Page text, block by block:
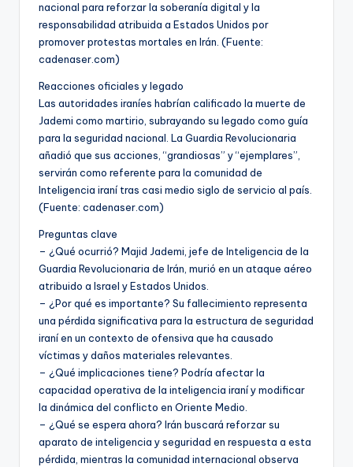
nacional para reforzar la soberanía digital y la
responsabilidad atribuida a Estados Unidos por
promover protestas mortales en Irán. (Fuente:
cadenaser.com)
Reacciones oficiales y legado
Las autoridades iraníes habrían calificado la muerte de
Jademi como martirio, subrayando su legado como guía
para la seguridad nacional. La Guardia Revolucionaria
añadió que sus acciones, “grandiosas” y “ejemplares”,
servirán como referente para la comunidad de
Inteligencia iraní tras casi medio siglo de servicio al país.
(Fuente: cadenaser.com)
Preguntas clave
– ¿Qué ocurrió? Majid Jademi, jefe de Inteligencia de la
Guardia Revolucionaria de Irán, murió en un ataque aéreo
atribuido a Israel y Estados Unidos.
– ¿Por qué es importante? Su fallecimiento representa
una pérdida significativa para la estructura de seguridad
iraní en un contexto de ofensiva que ha causado
víctimas y daños materiales relevantes.
– ¿Qué implicaciones tiene? Podría afectar la
capacidad operativa de la inteligencia iraní y modificar
la dinámica del conflicto en Oriente Medio.
– ¿Qué se espera ahora? Irán buscará reforzar su
aparato de inteligencia y seguridad en respuesta a esta
pérdida, mientras la comunidad internacional observa